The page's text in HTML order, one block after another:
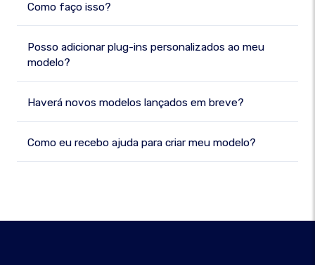
Como faço isso?
Posso adicionar plug-ins personalizados ao meu
modelo?
Haverá novos modelos lançados em breve?
Como eu recebo ajuda para criar meu modelo?